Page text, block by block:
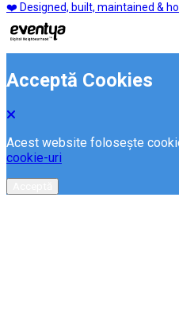
❤️ Designed, built, maintained &
Acceptă Cookies
Acest website folosește
cookie-uri